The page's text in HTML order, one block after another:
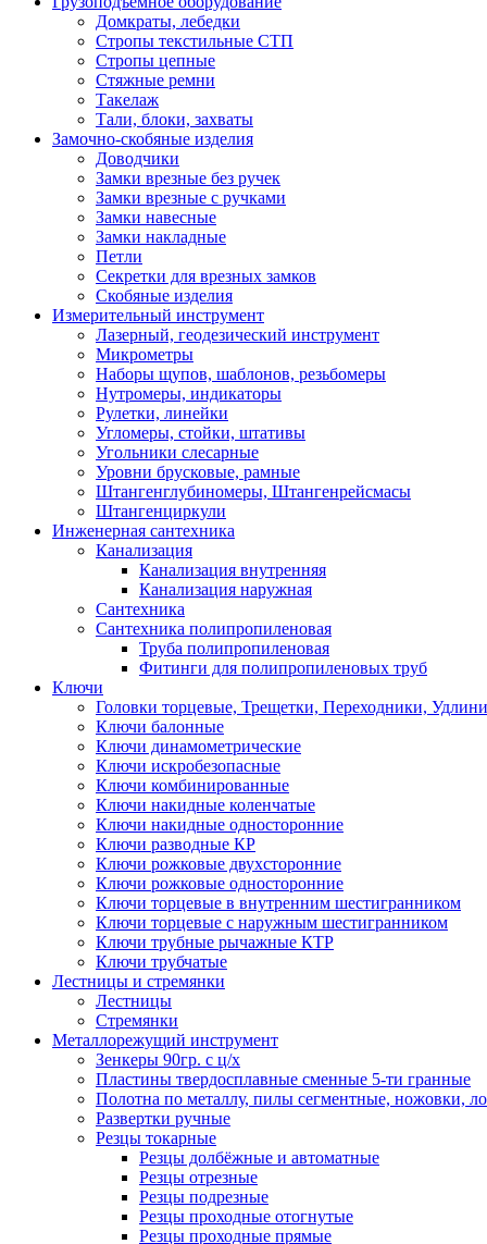
Домкраты, лебедки
Стропы текстильные СТП
Стропы цепные
Стяжные ремни
Такелаж
Тали, блоки, захваты
Замочно-скобяные изделия
Доводчики
Замки врезные без ручек
Замки врезные с ручками
Замки навесные
Замки накладные
Петли
Секретки для врезных замков
Скобяные изделия
Измерительный инструмент
Лазерный, геодезический инструмент
Микрометры
Наборы щупов, шаблонов, резьбомеры
Нутромеры, индикаторы
Рулетки, линейки
Угломеры, стойки, штативы
Угольники слесарные
Уровни брусковые, рамные
Штангенглубиномеры, Штангенрейсмасы
Штангенциркули
Инженерная сантехника
Канализация
Канализация внутренняя
Канализация наружная
Сантехника
Сантехника полипропиленовая
Труба полипропиленовая
Фитинги для полипропиленовых труб
Ключи
Головки торцевые, Трещетки, Переходники,
Ключи балонные
Ключи динамометрические
Ключи искробезопасные
Ключи комбинированные
Ключи накидные коленчатые
Ключи накидные односторонние
Ключи разводные КР
Ключи рожковые двухсторонние
Ключи рожковые односторонние
Ключи торцевые в внутренним шестигранником
Ключи торцевые с наружным шестигранником
Ключи трубные рычажные КТР
Ключи трубчатые
Лестницы и стремянки
Лестницы
Стремянки
Металлорежущий инструмент
Зенкеры 90гр. с ц/х
Пластины твердосплавные сменные 5-ти гранные
Полотна по металлу, пилы сегментные, ножовки,
Развертки ручные
Резцы токарные
Резцы долбёжные и автоматные
Резцы отрезные
Резцы подрезные
Резцы проходные отогнутые
Резцы проходные прямые